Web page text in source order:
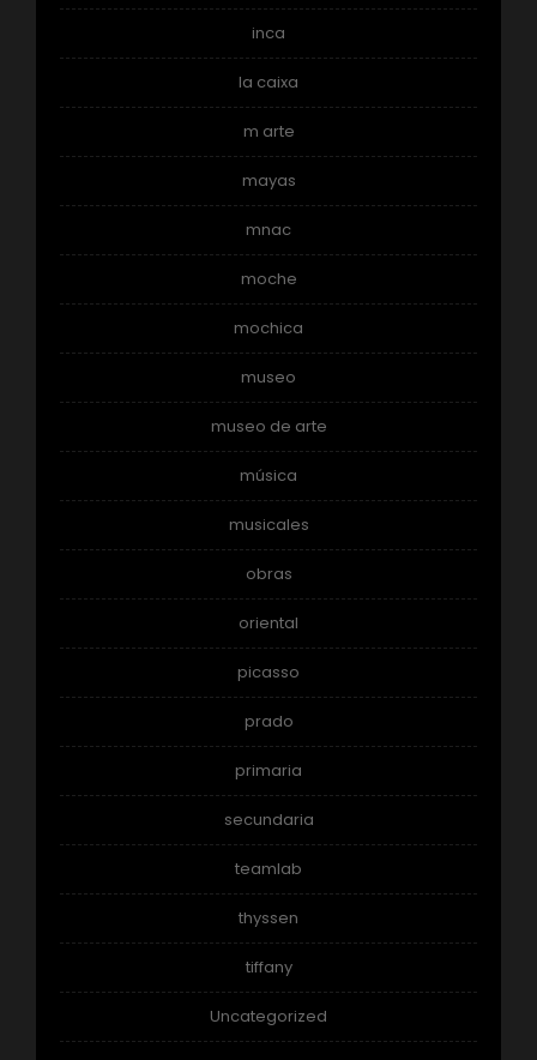
inca
la caixa
m arte
mayas
mnac
moche
mochica
museo
museo de arte
música
musicales
obras
oriental
picasso
prado
primaria
secundaria
teamlab
thyssen
tiffany
Uncategorized